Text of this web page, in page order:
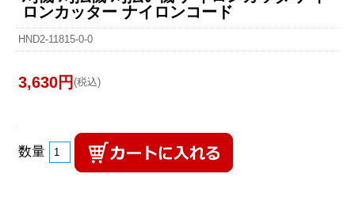
ロンカッター ナイロンコード
HND2-11815-0-0
3,630円 (税込)
数量